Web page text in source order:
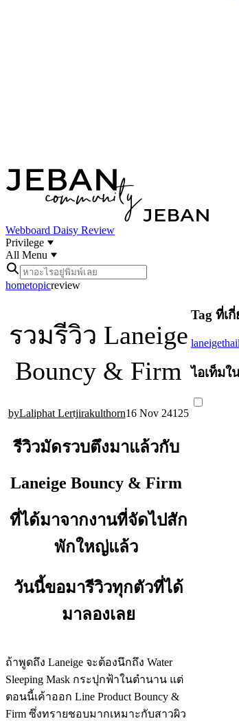
Webboard Daisy Review
Privilege
All Menu
hometopicreview
รวมรีวิว Laneige
Bouncy & Firm
Laliphat Lertjirakulthorn16 Nov 24125
รีวิวมัดรวบตึงมาแล้วกับ
Laneige Bouncy & Firm
ที่ได้มาจากงานที่จัดไปสัก
พักใหญ่แล้ว
วันนี้ขอมารีวิวทุกตัวที่ได้
มาลองเลย
ถ้าพูดถึง Laneige จะต้องนึกถึง Water
Sleeping Mask กระปุกฟ้าในตำนาน แต่
ตอนนี้เค้าออก Line Product Bouncy &
Firm ซึ่งทรายชอบมากเหมาะกับสาวผิว
Tag ที่เ
ไอเท็มใ